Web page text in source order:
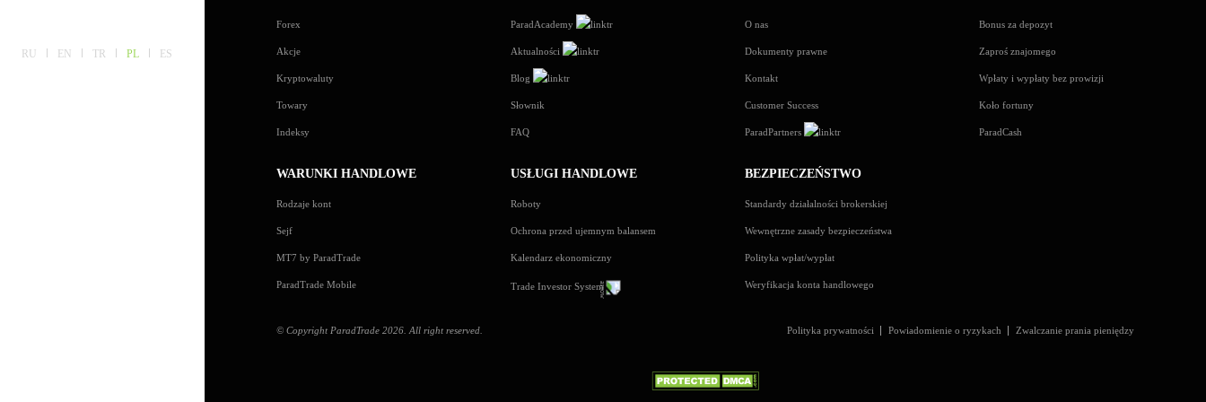
RU EN TR PL ES
Forex
Akcje
Kryptowaluty
Towary
Indeksy
ParadAcademy
Aktualności
Blog
Słownik
FAQ
O nas
Dokumenty prawne
Kontakt
Customer Success
ParadPartners
Bonus za depozyt
Zaproś znajomego
Wpłaty i wypłaty bez prowizji
Koło fortuny
ParadCash
WARUNKI HANDLOWE
Rodzaje kont
Sejf
MT7 by ParadTrade
ParadTrade Mobile
USŁUGI HANDLOWE
Roboty
Ochrona przed ujemnym balansem
Kalendarz ekonomiczny
Trade Investor System
BEZPIECZEŃSTWO
Standardy działalności brokerskiej
Wewnętrzne zasady bezpieczeństwa
Polityka wpłat/wypłat
Weryfikacja konta handlowego
Polityka prywatności Powiadomienie o ryzykach Zwalczanie prania pieniędzy
© Copyright ParadTrade 2026. All right reserved.